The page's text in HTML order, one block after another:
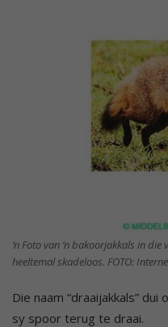
‘n Foto van ‘n bakoorjakkals in
heeltemal skadeloos. FOTO:
Die naam “draaijakkals”
sy spoor terug te draai.